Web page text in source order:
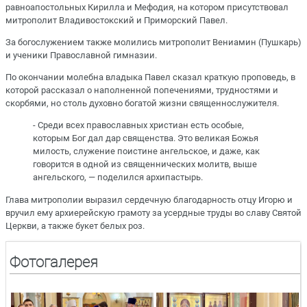
равноапостольных Кирилла и Мефодия, на котором присутствовал
митрополит Владивостокский и Приморский Павел.
За богослужением также молились митрополит Вениамин (Пушкарь)
и ученики Православной гимназии.
По окончании молебна владыка Павел сказал краткую проповедь, в
которой рассказал о наполненной попечениями, трудностями и
скорбями, но столь духовно богатой жизни священнослужителя.
- Среди всех православных христиан есть особые,
которым Бог дал дар священства. Это великая Божья
милость, служение поистине ангельское, и даже, как
говорится в одной из священнических молитв, выше
ангельского, — поделился архипастырь.
Глава митрополии выразил сердечную благодарность отцу Игорю и
вручил ему архиерейскую грамоту за усердные труды во славу Святой
Церкви, а также букет белых роз.
Фотогалерея